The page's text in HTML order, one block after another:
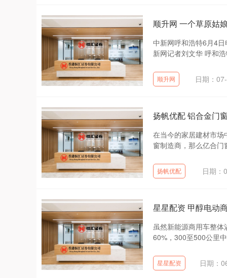
顺升网 一个草原姑
中新网呼和浩特6月4
新网记者刘文华 呼和
顺升网 日期：
扬帆优配 铝合金门
在当今的家居建材市
窗制造商，那么亿合
扬帆优配 日期：
星星配资 甲醇电动
虽然新能源商用车整
60%，300至500公里
星星配资 日期：